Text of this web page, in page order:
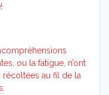
ou la fatigue, n’ont
récoltées au fil de la